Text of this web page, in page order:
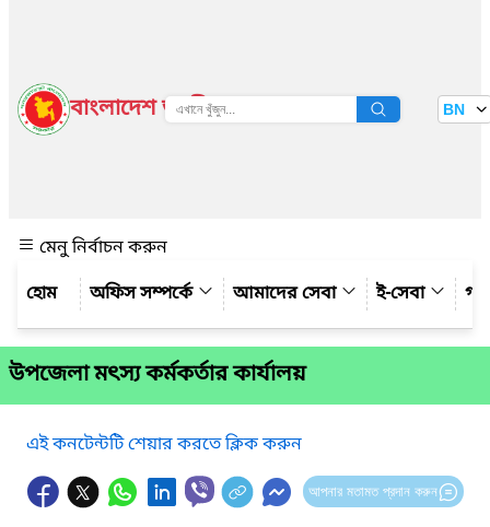
বাংলাদেশ জাতীয় তথ্য বাতায়ন BN
মেনু নির্বাচন করুন
অফিস সম্পর্কে
আমাদের সেবা ই-সেবা
উপজেলা মৎস্য কর্মকর্তার কার্যালয়
এই কনটেন্টটি শেয়ার করতে ক্লিক করুন
আপনার মতামত প্রদান করুন